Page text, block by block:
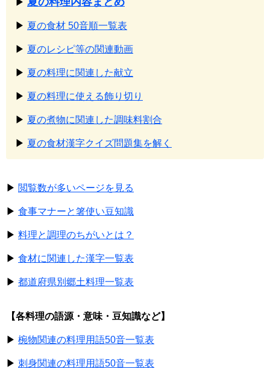
▶
▶ 夏の食材 50音順一覧表
▶ 夏のレシピ等の関連動画
▶ 夏の料理に関連した献立
▶ 夏の料理に使える飾り切り
▶ 夏の煮物に関連した調味料割合
▶ 夏の食材漢字クイズ問題集を解く
▶ 閲覧数が多いページを見る
▶ 食事マナーと箸使い豆知識
▶ 料理と調理のちがいとは？
▶ 食材に関連した漢字一覧表
▶ 都道府県別郷土料理一覧表
【各料理の語源・意味・豆知識など】
▶ 椀物関連の料理用語50音一覧表
▶ 刺身関連の料理用語50音一覧表